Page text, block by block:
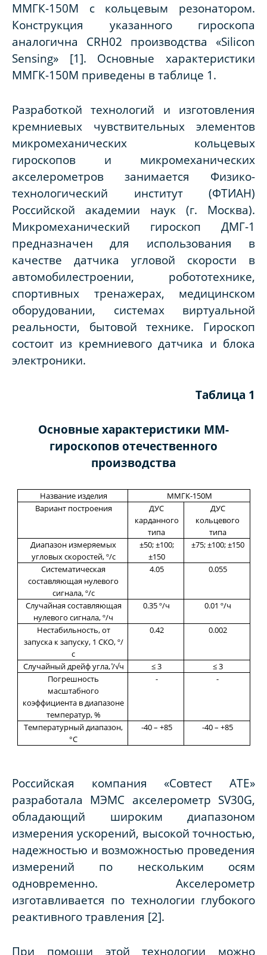
ММГК-150М с кольцевым резонатором.
Конструкция указанного гироскопа
аналогична CRH02 производства «Silicon
Sensing» [1]. Основные характеристики
ММГК-150М приведены в таблице 1.
Разработкой технологий и изготовления
кремниевых чувствительных элементов
микромеханических кольцевых
гироскопов и микромеханических
акселерометров занимается Физико-
технологический институт (ФТИАН)
Российской академии наук (г. Москва).
Микромеханический гироскоп ДМГ-1
предназначен для использования в
качестве датчика угловой скорости в
автомобилестроении, робототехнике,
спортивных тренажерах, медицинском
оборудовании, системах виртуальной
реальности, бытовой технике. Гироскоп
состоит из кремниевого датчика и блока
электроники.
Таблица 1
Основные характеристики ММ-
гироскопов отечественного
производства
Название изделия
ММГК-150М
Вариант построения
ДУС
карданного
типа
ДУС
кольцевого
типа
Диапазон измеряемых
угловых скоростей, º/с
±50; ±100;
±150
±75; ±100; ±150
Систематическая
составляющая нулевого
сигнала, º/с
4.05 0.055
Случайная составляющая
нулевого сигнала, º/ч
0.35 º/ч 0.01 º/ч
Нестабильность, от
запуска к запуску, 1 СКО, º/
с
0.42 0.002
Случайный дрейф угла, ̊/√ч ≤ 3
≤ 3
Погрешность
масштабного
коэффициента в диапазоне
температур, %
- -
Температурный диапазон,
°С
-40 – +85 -40 – +85
Российская компания «Совтест АТЕ»
разработала МЭМС акселерометр SV30G,
обладающий широким диапазоном
измерения ускорений, высокой точностью,
надежностью и возможностью проведения
измерений по нескольким осям
одновременно. Акселерометр
изготавливается по технологии глубокого
реактивного травления [2].
При помощи этой технологии можно